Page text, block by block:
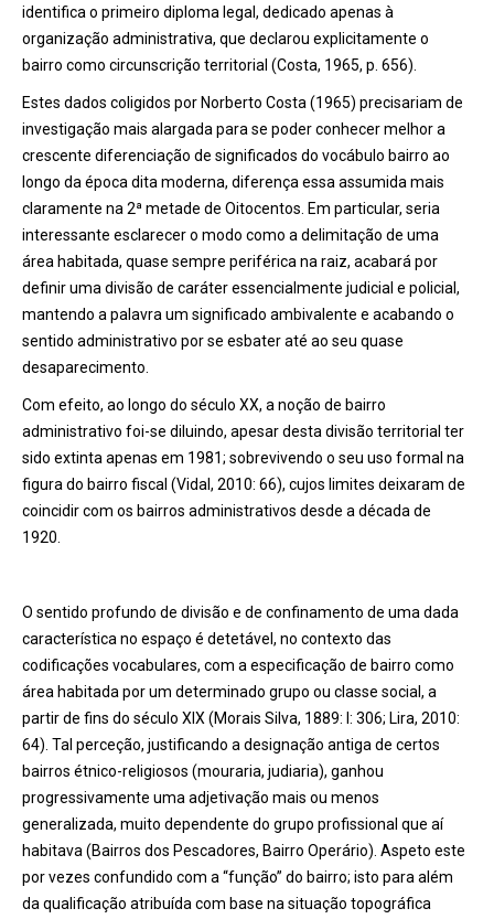
identifica o primeiro diploma legal, dedicado apenas à
organização administrativa, que declarou explicitamente o
bairro como circunscrição territorial (Costa, 1965, p. 656).
Estes dados coligidos por Norberto Costa (1965) precisariam de
investigação mais alargada para se poder conhecer melhor a
crescente diferenciação de significados do vocábulo bairro ao
longo da época dita moderna, diferença essa assumida mais
claramente na 2ª metade de Oitocentos. Em particular, seria
interessante esclarecer o modo como a delimitação de uma
área habitada, quase sempre periférica na raiz, acabará por
definir uma divisão de caráter essencialmente judicial e policial,
mantendo a palavra um significado ambivalente e acabando o
sentido administrativo por se esbater até ao seu quase
desaparecimento.
Com efeito, ao longo do século XX, a noção de bairro
administrativo foi-se diluindo, apesar desta divisão territorial ter
sido extinta apenas em 1981; sobrevivendo o seu uso formal na
figura do bairro fiscal (Vidal, 2010: 66), cujos limites deixaram de
coincidir com os bairros administrativos desde a década de
1920.
O sentido profundo de divisão e de confinamento de uma dada
característica no espaço é detetável, no contexto das
codificações vocabulares, com a especificação de bairro como
área habitada por um determinado grupo ou classe social, a
partir de fins do século XIX (Morais Silva, 1889: I: 306; Lira, 2010:
64). Tal perceção, justificando a designação antiga de certos
bairros étnico-religiosos (mouraria, judiaria), ganhou
progressivamente uma adjetivação mais ou menos
generalizada, muito dependente do grupo profissional que aí
habitava (Bairros dos Pescadores, Bairro Operário). Aspeto este
por vezes confundido com a “função” do bairro; isto para além
da qualificação atribuída com base na situação topográfica